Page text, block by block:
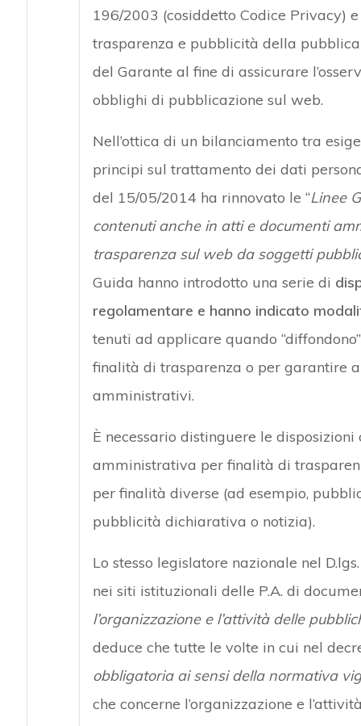
196/2003 (cosiddetto Codice Privacy)
trasparenza e pubblicità della
del Garante al fine di assicurare
obblighi di pubblicazione sul web.
Nell’ottica di un bilanciamento tra
principi sul trattamento dei dati
del 15/05/2014 ha rinnovato le “Linee
contenuti anche in atti e documenti
trasparenza sul web da soggetti
Guida hanno introdotto una serie di
regolamentare e hanno indicato
tenuti ad applicare quando
finalità di trasparenza o per garantire
amministrativi.
È necessario distinguere le
amministrativa per finalità di
per finalità diverse (ad esempio,
pubblicità dichiarativa o notizia).
Lo stesso legislatore nazionale nel
nei siti istituzionali delle P.A. di
l’organizzazione e l’attività delle
deduce che tutte le volte in cui nel
obbligatoria ai sensi della normativa
che concerne l’organizzazione e